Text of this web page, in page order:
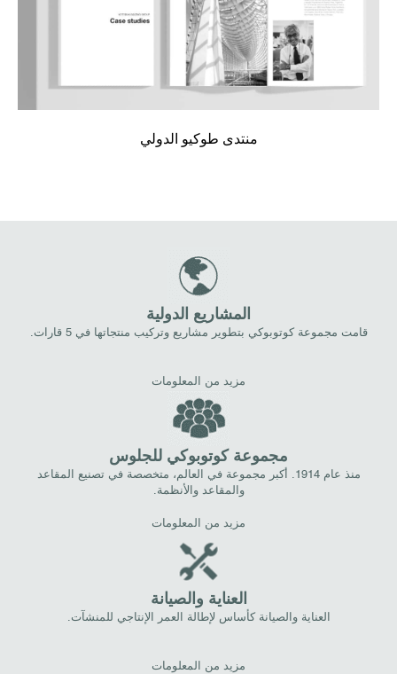
منتدى طوكيو الدولي
المشاريع الدولية
قامت مجموعة كوتوبوكي بتطوير مشاريع وتركيب منتجاتها في 5 قارات.
مزيد من المعلومات
مجموعة كوتوبوكي للجلوس
منذ عام 1914. أكبر مجموعة في العالم، متخصصة في تصنيع المقاعد
والمقاعد والأنظمة.
مزيد من المعلومات
العناية والصيانة
العناية والصيانة كأساس لإطالة العمر الإنتاجي للمنشآت.
مزيد من المعلومات